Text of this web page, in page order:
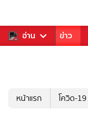
อ่าน
คุณ กีฬา ข่าว
หน้าแรก โควิด-19